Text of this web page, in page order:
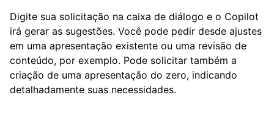
Digite sua solicitação na caixa de diálogo e o Copilot
irá gerar as sugestões. Você pode pedir desde ajustes
em uma apresentação existente ou uma revisão de
conteúdo, por exemplo. Pode solicitar também a
criação de uma apresentação do zero, indicando
detalhadamente suas necessidades.